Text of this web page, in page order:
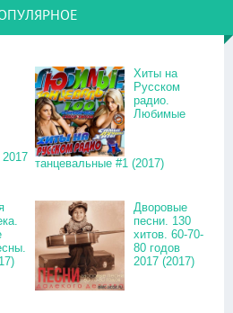
Хиты на
Русском
радио.
Любимые
танцевальные #1 (2017)
Дворовые
песни. 130
хитов. 60-70-
80 годов
2017 (2017)